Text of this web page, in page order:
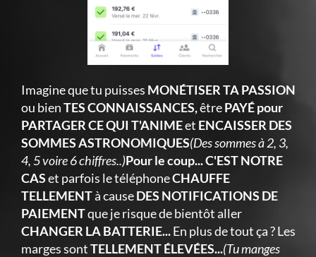
Imagine que tu puisses MONÉTISER TA PASSION
ou bienTES CONNAISSANCES,êtrePAYÉ pour
PARTAGER CE QUI T'ANIMEet ENCAISSER DES
SOMMES ASTRONOMIQUES(Des sommes à 2, 3,
4, 5 voire 6 chiffres..)Pour le coup... C'EST NOTRE
CASet parfois le téléphoneCHAUFFE
TELLEMENTà causeDES NOTIFICATIONS DE
PAIEMENTque je risque de bientôt aller
CHANGER LA BATTERIE...En plus de tout ça ? Les
marges sontTELLEMENT ÉLEVÉES...(Tu manges